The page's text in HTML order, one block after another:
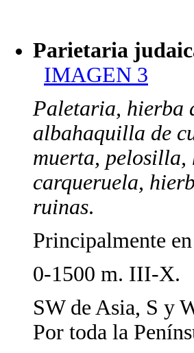
Parietaria
IMAGEN 3
Paletaria, hierba
albahaquilla de
muerta, pelosilla,
carqueruela,
ruinas.
Principalmente
0-1500 m. III-X.
SW de Asia, S y
Por toda la